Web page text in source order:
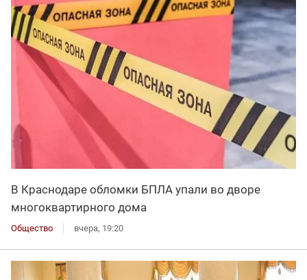
В Краснодаре обломки БПЛА упали во дворе
многоквартирного дома
Общество вчера, 19:20